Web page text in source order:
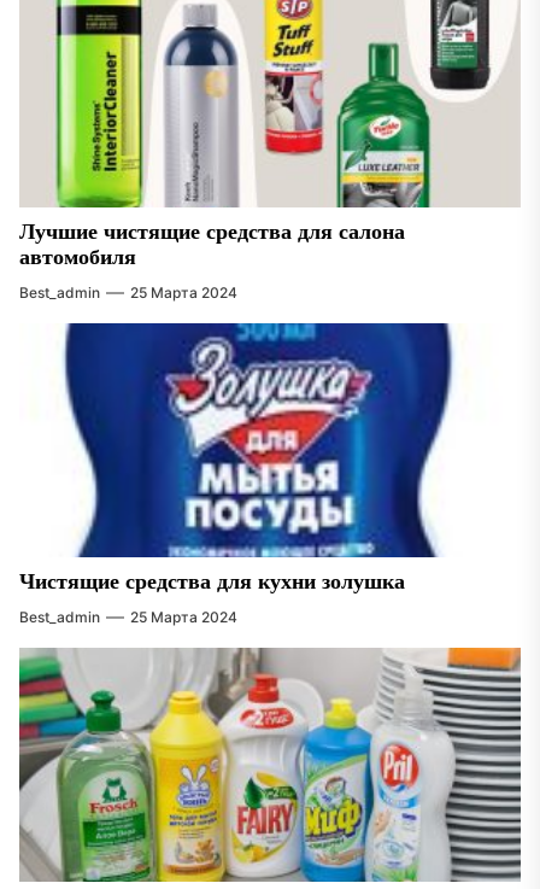
Лучшие чистящие средства для салона
автомобиля
Best_admin 25 Марта 2024
Чистящие средства для кухни золушка
Best_admin 25 Марта 2024